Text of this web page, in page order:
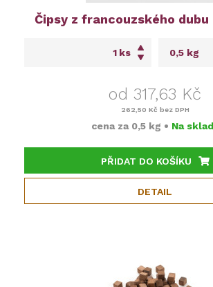
Čipsy z francouzského
ks
od 317,63 Kč
262,50 Kč bez DPH
cena za 0,5 kg • Na
PŘIDAT DO KOŠÍKU
DETAIL